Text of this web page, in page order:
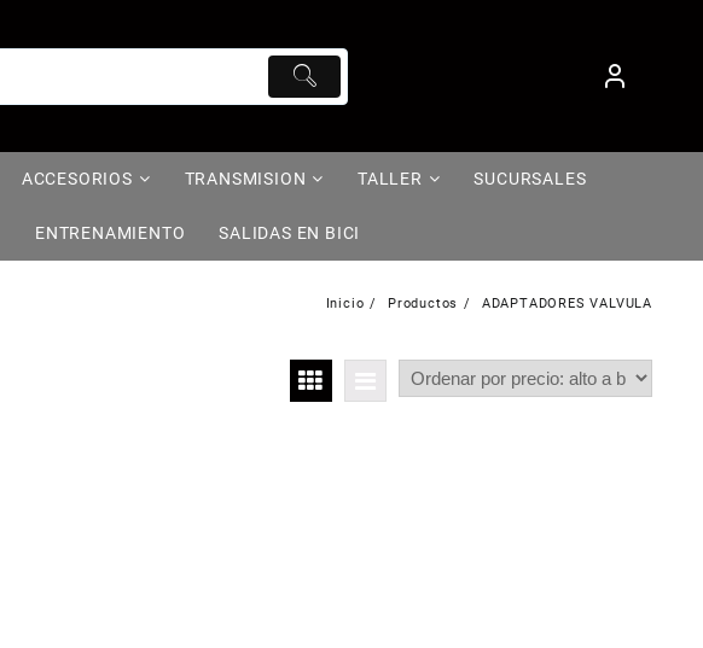
ACCESORIOS TRANSMISION TALLER SUCURSALES
ENTRENAMIENTO SALIDAS EN BICI
Inicio Productos ADAPTADORES VALVULA